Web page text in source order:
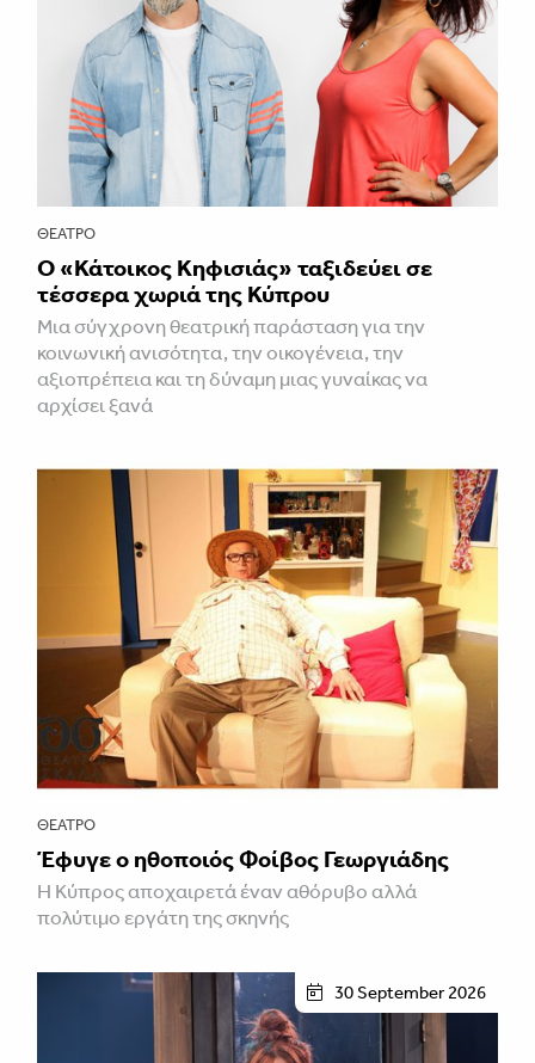
ΘΈΑΤΡΟ
Ο «Κάτοικος Κηφισιάς» ταξιδεύει σε
τέσσερα χωριά της Κύπρου
Μια σύγχρονη θεατρική παράσταση για την
κοινωνική ανισότητα, την οικογένεια, την
αξιοπρέπεια και τη δύναμη μιας γυναίκας να
αρχίσει ξανά
ΘΈΑΤΡΟ
Έφυγε ο ηθοποιός Φοίβος Γεωργιάδης
Η Κύπρος αποχαιρετά έναν αθόρυβο αλλά
πολύτιμο εργάτη της σκηνής
30 September 2026